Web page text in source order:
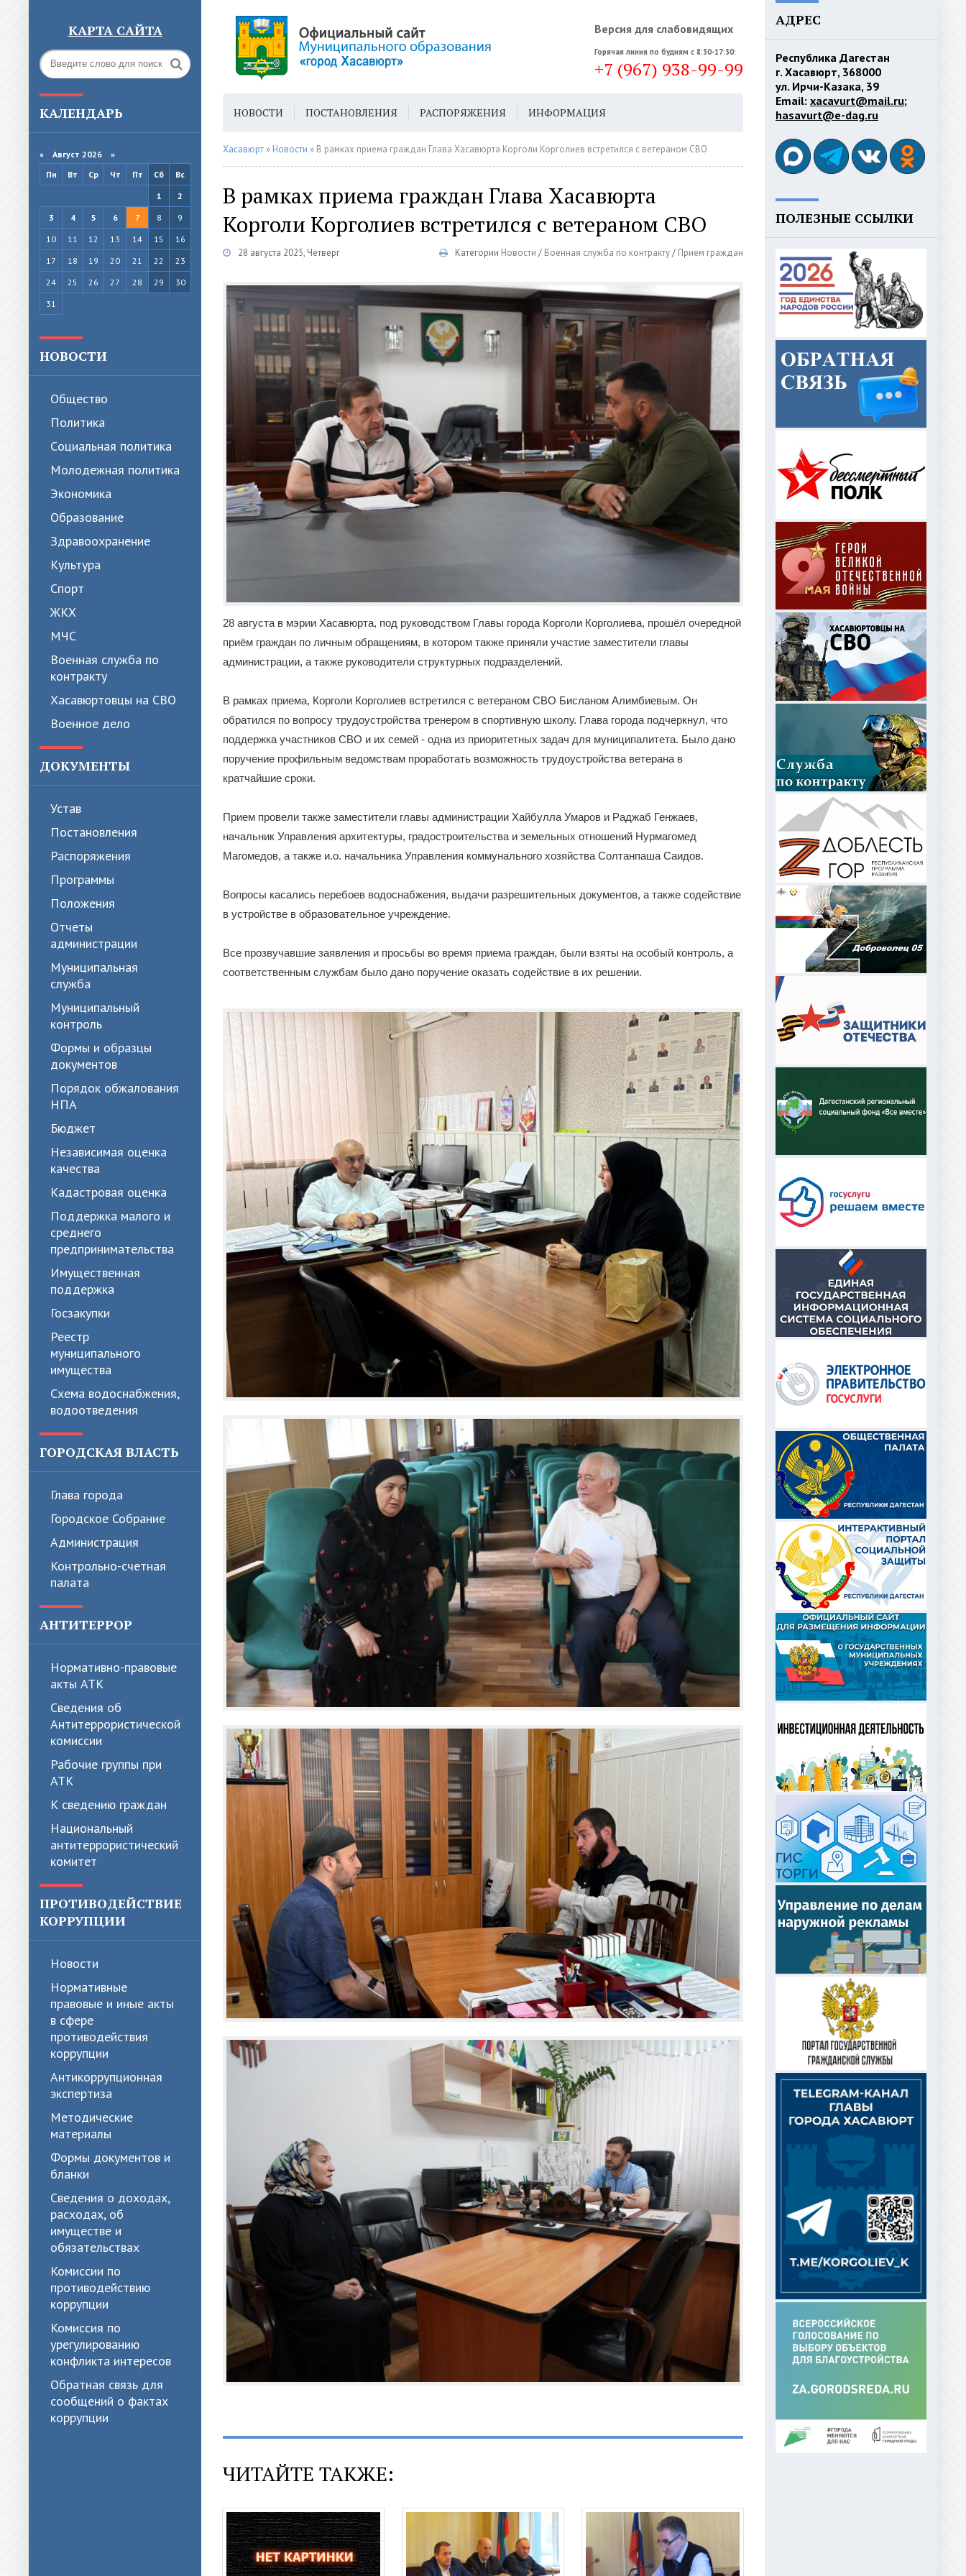
КАРТА САЙТА Версия для слабовидящих
Горячая линия по будням с 8:30-17:30:
+7 (967) 938-99-99
КАЛЕНДАРЬ
« Август 2026 »
Пн
Вт Ср Чт Пт Сб
Вс
1
2
3
4 5 6 7 8
9
10
11 12 13 14 15
16
17
18 19 20 21 22
23
24
25 26 27 28 29
30
31
НОВОСТИ
Общество
Политика
Cоциальная политика
Молодежная политика
Экономика
Образование
Здравоохранение
Культура
Спорт
ЖКХ
МЧС
Военная служба по
контракту
Хасавюртовцы на СВО
Военное дело
ДОКУМЕНТЫ
Устав
Постановления
Распоряжения
Программы
Положения
Отчеты
администрации
Муниципальная
служба
Муниципальный
контроль
Формы и образцы
документов
Порядок обжалования
НПА
Бюджет
Независимая оценка
качества
Кадастровая оценка
Поддержка малого и
среднего
предпринимательства
Имущественная
поддержка
Госзакупки
Реестр
муниципального
имущества
Схема водоснабжения,
водоотведения
ГОРОДСКАЯ ВЛАСТЬ
Глава города
Городское Собрание
Администрация
Контрольно-счетная
палата
АНТИТЕРРОР
Нормативно-правовые
акты АТК
Сведения об
Антитеррористической
комиссии
Рабочие группы при
АТК
К сведению граждан
Национальный
антитеррористический
комитет
ПРОТИВОДЕЙСТВИЕ
КОРРУПЦИИ
Новости
Нормативные
правовые и иные акты
в сфере
противодействия
коррупции
Антикоррупционная
экспертиза
Методические
материалы
Формы документов и
бланки
Сведения о доходах,
расходах, об
имуществе и
обязательствах
Комиссии по
противодействию
коррупции
Комиссия по
урегулированию
конфликта интересов
Обратная связь для
сообщений о фактах
коррупции
НОВОСТИ ПОСТАНОВЛЕНИЯ РАСПОРЯЖЕНИЯ ИНФОРМАЦИЯ
ГОРОДСКАЯ СРЕДА ГЕН. ПЛАН
Хасавюрт » Новости » В рамках приема граждан Глава Хасавюрта Корголи Корголиев встретился с ветераном СВО
В рамках приема граждан Глава Хасавюрта
Корголи Корголиев встретился с ветераном СВО
28 августа 2025, Четверг Категории Новости / Военная служба по контракту/ Прием граждан
28 августа в мэрии Хасавюрта, под руководством Главы города Корголи Корголиева, прошёл очередной
приём граждан по личным обращениям, в котором также приняли участие заместители главы
администрации, а также руководители структурных подразделений.
В рамках приема, Корголи Корголиев встретился с ветераном СВО Бисланом Алимбиевым. Он
обратился по вопросу трудоустройства тренером в спортивную школу. Глава города подчеркнул, что
поддержка участников СВО и их семей - одна из приоритетных задач для муниципалитета. Было дано
поручение профильным ведомствам проработать возможность трудоустройства ветерана в
кратчайшие сроки.
Прием провели также заместители главы администрации Хайбулла Умаров и Раджаб Генжаев,
начальник Управления архитектуры, градостроительства и земельных отношений Нурмагомед
Магомедов, а также и.о. начальника Управления коммунального хозяйства Солтанпаша Саидов.
Вопросы касались перебоев водоснабжения, выдачи разрешительных документов, а также содействие
в устройстве в образовательное учреждение.
Все прозвучавшие заявления и просьбы во время приема граждан, были взяты на особый контроль, а
соответственным службам было дано поручение оказать содействие в их решении.
ЧИТАЙТЕ ТАКЖЕ:
АДРЕС
Республика Дагестан
г. Хасавюрт, 368000
ул. Ирчи-Казака, 39
Email: xacavurt@mail.ru;
hasavurt@e-dag.ru
ПОЛЕЗНЫЕ ССЫЛКИ